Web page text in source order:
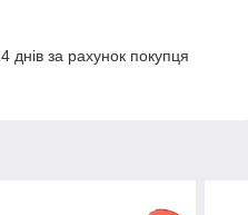
за рахунок покупця